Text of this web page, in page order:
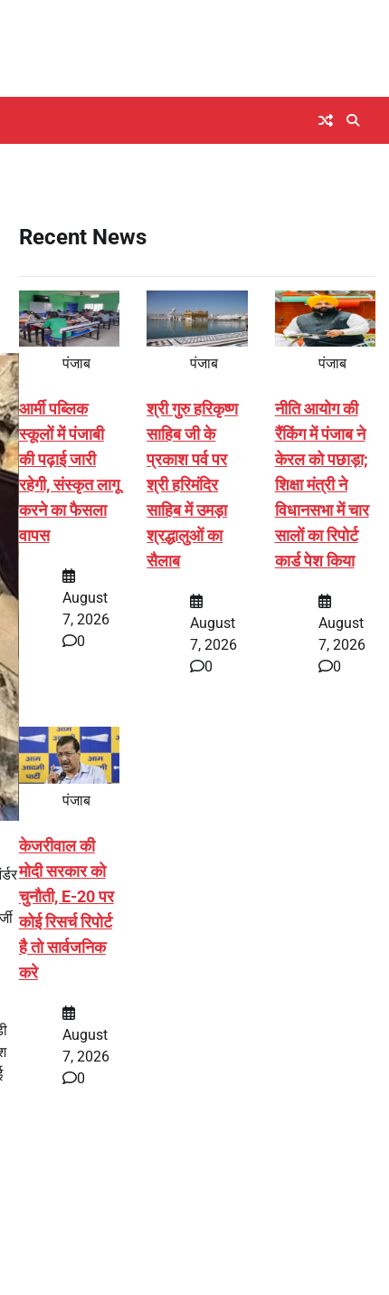
Recent News
पंजाब
आर्मी पब्लिक
स्कूलों में पंजाबी
की पढ़ाई जारी
रहेगी, संस्कृत लागू
करने का फैसला
वापस
August
7, 2026
0
पंजाब
श्री गुरु हरिकृष्ण
साहिब जी के
प्रकाश पर्व पर
श्री हरिमंदिर
साहिब में उमड़ा
श्रद्धालुओं का
सैलाब
August
7, 2026
0
पंजाब
नीति आयोग की
रैंकिंग में पंजाब ने
केरल को पछाड़ा;
शिक्षा मंत्री ने
विधानसभा में चार
सालों का रिपोर्ट
कार्ड पेश किया
August
7, 2026
0
पंजाब
केजरीवाल की
मोदी सरकार को
चुनौती, E-20 पर
कोई रिसर्च रिपोर्ट
है तो सार्वजनिक
करे
August
7, 2026
0